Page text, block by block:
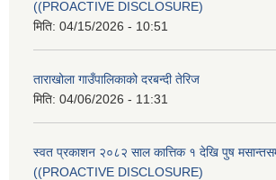
((PROACTIVE DISCLOSURE)
मिति: 04/15/2026 - 10:51
ताराखोला गाउँपालिकाको दरबन्दी तेरिज
मिति: 04/06/2026 - 11:31
स्वत प्रकाशन २०८२ साल कात्तिक १ देखि पुष
((PROACTIVE DISCLOSURE)